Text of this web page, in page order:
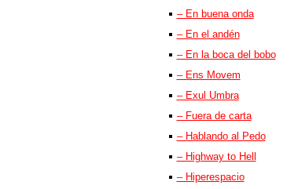
– En buena onda
– En el andén
– En la boca del bobo
– Ens Movem
– Exul Umbra
– Fuera de carta
– Hablando al Pedo
– Highway to Hell
– Hiperespacio